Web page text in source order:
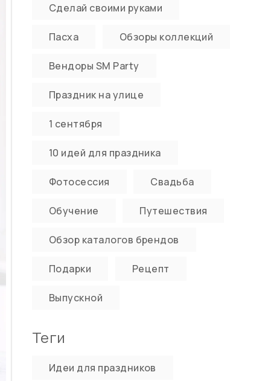
Сделай своими руками
Пасха Обзоры коллекций
Вендоры SM Party
Праздник на улице
1 сентября
10 идей для праздника
Фотосессия Свадьба
Обучение Путешествия
Обзор каталогов брендов
Подарки Рецепт
Выпускной
Теги
Идеи для праздников